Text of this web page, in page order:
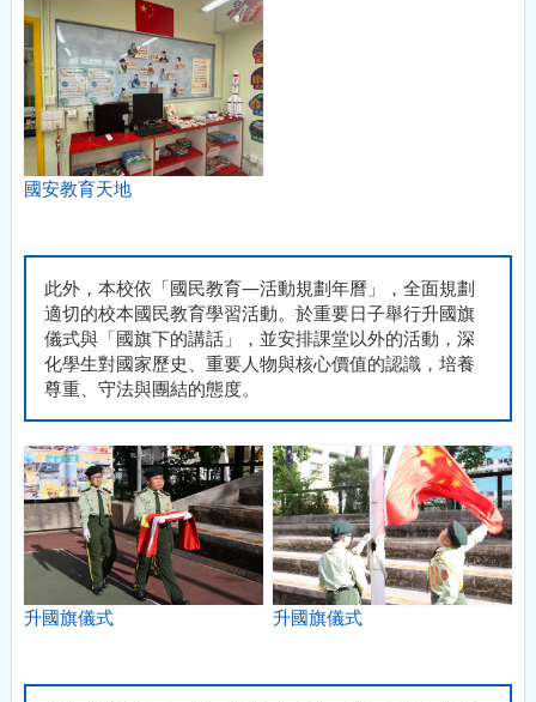
國安教育天地
此外，本校依「國民教育—活動規劃年曆」，全面規劃
適切的校本國民教育學習活動。於重要日子舉行升國旗
儀式與「國旗下的講話」，並安排課堂以外的活動，深
化學生對國家歷史、重要人物與核心價值的認識，培養
尊重、守法與團結的態度。
升國旗儀式 升國旗儀式